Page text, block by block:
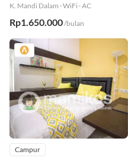
K. Mandi Dalam ·WiFi ·AC
Rp1.650.000/bulan
Campur